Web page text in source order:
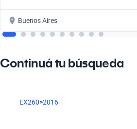
Buenos Aires
Continuá tu búsqueda
EX260>2016